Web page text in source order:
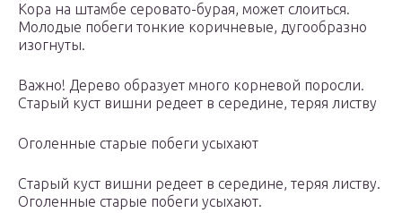
Кора на штамбе серовато-бурая, может слоиться.
Молодые побеги тонкие коричневые, дугообразно
изогнуты.
Важно! Дерево образует много корневой поросли.
Старый куст вишни редеет в середине, теряя листву
Оголенные старые побеги усыхают
Старый куст вишни редеет в середине, теряя листву.
Оголенные старые побеги усыхают.